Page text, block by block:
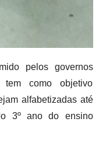
pelos governos
como objetivo
alfabetizadas até
3º ano do ensino